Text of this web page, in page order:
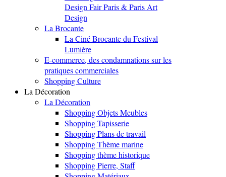
Design Fair Paris & Paris Art
Design
La Brocante
La Ciné Brocante du Festival
Lumière
E-commerce, des condamnations sur les
pratiques commerciales
Shopping Culture
La Décoration
La Décoration
Shopping Objets Meubles
Shopping Tapisserie
Shopping Plans de travail
Shopping Thème marine
Shopping thème historique
Shopping Pierre, Staff